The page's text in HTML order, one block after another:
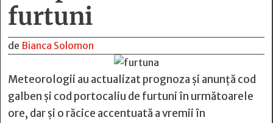
furtuni
de Bianca Solomon
Meteorologii au actualizat prognoza şi anunţă cod
galben şi cod portocaliu de furtuni în următoarele
ore, dar şi o răcice accentuată a vremii în